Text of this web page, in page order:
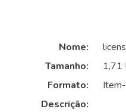
Nome:
Tamanho:
1,71
Formato:
Descrição: